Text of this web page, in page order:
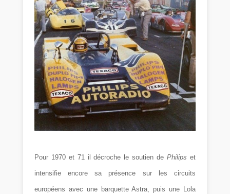
Pour 1970 et 71 il décroche le soutien de Philips et
intensifie encore sa présence sur les circuits
européens avec une barquette Astra, puis une Lola